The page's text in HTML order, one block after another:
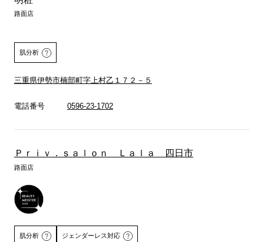
路面店
肌分析
三重県伊勢市楠部町字上村乙１７２－５
電話番号 0596-23-1702
Ｐｒｉｖ．ｓａｌｏｎ Ｌａｌａ 四日市
路面店
肌分析 ジェンダーレス対応